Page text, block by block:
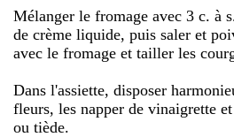
Mélanger le fromage avec 3 c. à
de crème liquide, puis saler et
avec le fromage et tailler les
Dans l'assiette, disposer
fleurs, les napper de vinaigrette
ou tiède.